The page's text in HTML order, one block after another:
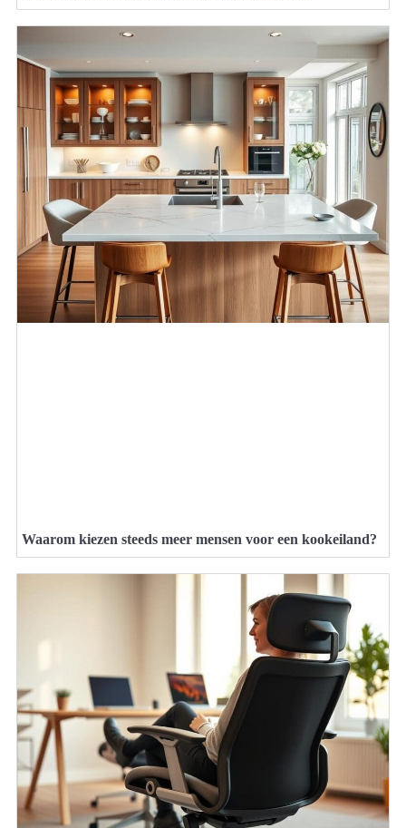
Waarom kiezen steeds meer mensen voor een kookeiland?